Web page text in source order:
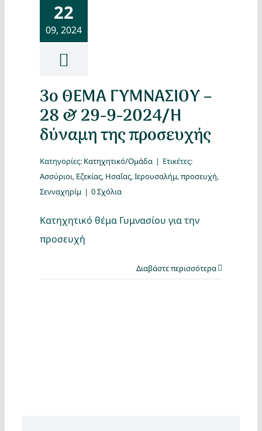
22
09, 2024
3ο ΘΕΜΑ ΓΥΜΝΑΣΙΟΥ –
28 & 29-9-2024/Η
δύναμη της προσευχής
Κατηγορίες: Κατηχητικό/Ομάδα | Ετικέτες:
Ασσύριοι, Εζεκίας, Ησαΐας,Ιερουσαλήμ,προσευχή,
Σενναχηρίμ | 0 Σχόλια
Κατηχητικό θέμα Γυμνασίου για την
προσευχή
Διαβάστε περισσότερα